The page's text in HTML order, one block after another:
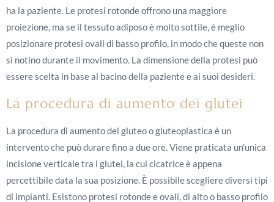
ha la paziente. Le protesi rotonde offrono una maggiore
proiezione, ma se il tessuto adiposo è molto sottile, è meglio
posizionare protesi ovali di basso profilo, in modo che queste non
si notino durante il movimento. La dimensione della protesi può
essere scelta in base al bacino della paziente e ai suoi desideri.
La procedura di aumento dei glutei
La procedura di aumento del gluteo o gluteoplastica è un
intervento che può durare fino a due ore. Viene praticata un’unica
incisione verticale tra i glutei, la cui cicatrice è appena
percettibile data la sua posizione. È possibile scegliere diversi tipi
di impianti. Esistono protesi rotonde e ovali, di alto o basso profilo